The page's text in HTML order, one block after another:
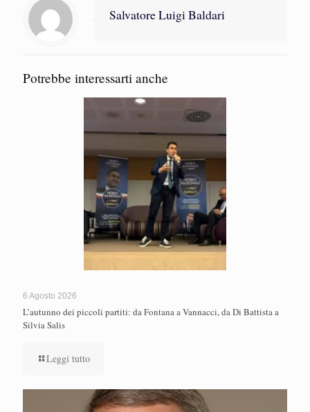
Salvatore Luigi Baldari
Potrebbe interessarti anche
6 Agosto 2026
L’autunno dei piccoli partiti: da Fontana a Vannacci, da Di Battista a
Silvia Salis
Leggi tutto